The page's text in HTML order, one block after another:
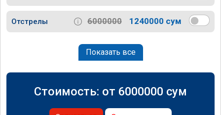
Отстрелы 6000000 1240000 сум
Показать все
Стоимость: от 6000000 сум